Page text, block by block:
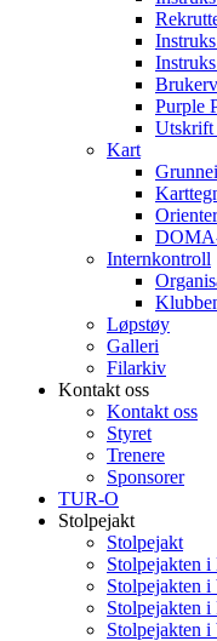
Purple
Utskrift
Kart
Internkontroll
Løpstøy
Galleri
Filarkiv
Kontakt oss
Kontakt oss
Styret
Trenere
Sponsorer
TUR-O
Stolpejakt
Stolpejakt
Stolpejakten i
Stolpejakten i
Stolpejakten i
Stolpejakten i